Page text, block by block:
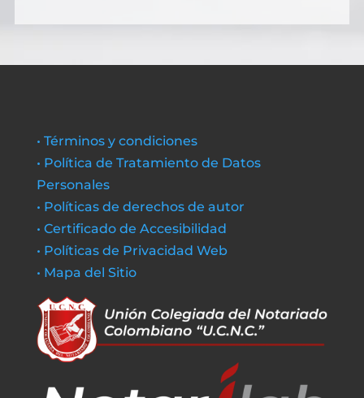
• Términos y condiciones
• Política de Tratamiento de Datos
Personales
• Políticas de derechos de autor
• Certificado de Accesibilidad
• Políticas de Privacidad Web
• Mapa del Sitio